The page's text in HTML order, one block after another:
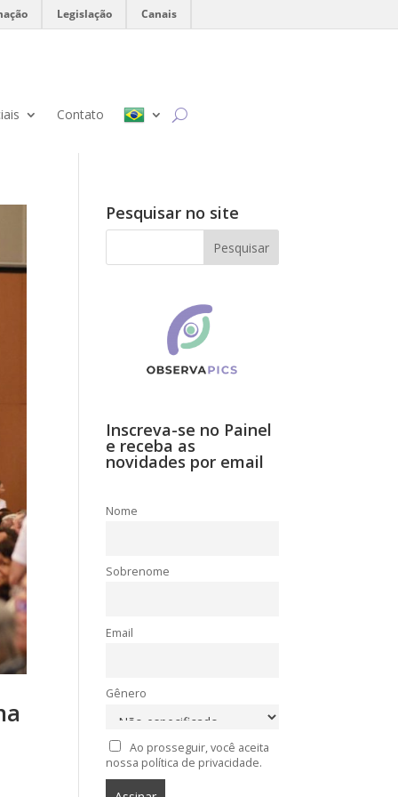
Legislação Canais
Contato
Pesquisar no site
Inscreva-se no Painel
e receba as
novidades por email
Nome
Sobrenome
Email
Gênero
Ao prosseguir, você aceita
nossa política de privacidade.